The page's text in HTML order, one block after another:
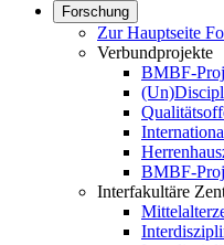
Forschung
Zur Hauptseite
Verbundprojekte
BMBF-
BMBF-
Interfakultäre